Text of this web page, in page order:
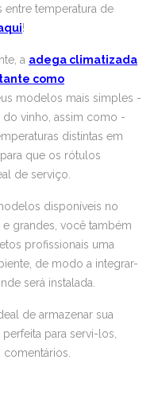
entre temperatura de
!
a adega climatizada
como
modelos mais simples -
vinho, assim como -
distintas em
que os rótulos
de serviço.
disponíveis no
e grandes, você também
profissionais uma
de modo a integrar-
será instalada.
de armazenar sua
para servi-los,